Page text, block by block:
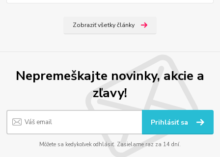
Zobraziť všetky články
Nepremeškajte novinky, akcie a
zľavy!
Prihlásiť sa
Môžete sa kedykoľvek odhlásiť. Zasielame raz za 14 dní.